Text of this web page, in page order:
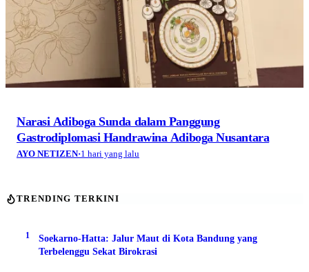
Narasi Adiboga Sunda dalam Panggung
Gastrodiplomasi Handrawina Adiboga Nusantara
AYO NETIZEN·1 hari yang lalu
TRENDING TERKINI
1
Soekarno-Hatta: Jalur Maut di Kota Bandung yang
Terbelenggu Sekat Birokrasi